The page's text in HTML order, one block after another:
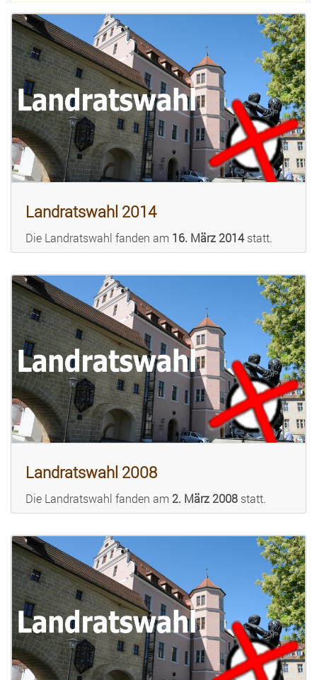
Landratswahl 2014
Die Landratswahl fanden am 16. März 2014statt.
Landratswahl 2008
Die Landratswahl fanden am 2. März 2008 statt.